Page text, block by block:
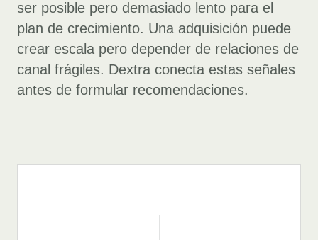
ser posible pero demasiado lento para el
plan de crecimiento. Una adquisición puede
crear escala pero depender de relaciones de
canal frágiles. Dextra conecta estas señales
antes de formular recomendaciones.